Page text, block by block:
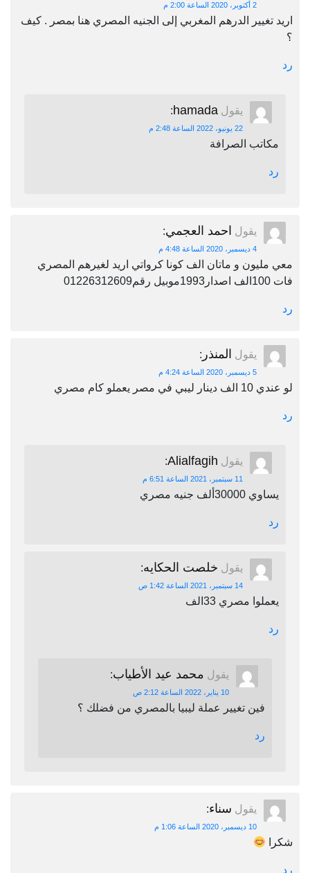
2 أكتوبر، 2020 الساعة 2:00 م
اريد تغيير الدرهم المغربي إلى الجنيه المصري هنا بمصر . كيف
؟
رد
يقول hamada
:
22 يونيو، 2022 الساعة 2:48 م
مكاتب الصرافة
رد
يقول احمد العجمي:
4 ديسمبر، 2020 الساعة 4:48 م
معي مليون و ماتان الف كونا كرواتي اريد لغيرهم المصري
فات 100الف اصدار1993موبيل رقم01226312609
رد
يقول المنذر :
5 ديسمبر، 2020 الساعة 4:24 م
لو عندي 10 الف دينار ليبي في مصر يعملو كام مصري
رد
يقول Alialfagih
:
11 سبتمبر، 2021 الساعة 6:51 م
يساوي 30000ألف جنيه مصري
رد
يقول خلصت الحكايه:
14 سبتمبر، 2021 الساعة 1:42 ص
يعملوا مصري 33الف
رد
يقول محمد عيد الأطياب:
10 يناير، 2022 الساعة 2:12 ص
فين تغيير عملة ليبيا بالمصري من فضلك ؟
رد
يقول سناء:
10 ديسمبر، 2020 الساعة 1:06 م
شكرا
رد